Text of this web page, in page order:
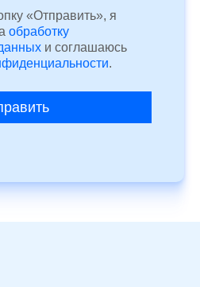
«Отправить», я
обработку
и соглашаюсь
.